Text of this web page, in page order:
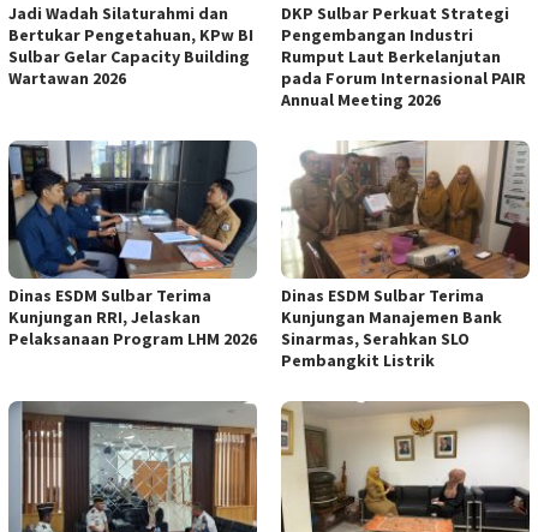
Jadi Wadah Silaturahmi dan
Bertukar Pengetahuan, KPw BI
Sulbar Gelar Capacity Building
Wartawan 2026
DKP Sulbar Perkuat Strategi
Pengembangan Industri
Rumput Laut Berkelanjutan
pada Forum Internasional PAIR
Annual Meeting 2026
Dinas ESDM Sulbar Terima
Kunjungan RRI, Jelaskan
Pelaksanaan Program LHM 2026
Dinas ESDM Sulbar Terima
Kunjungan Manajemen Bank
Sinarmas, Serahkan SLO
Pembangkit Listrik